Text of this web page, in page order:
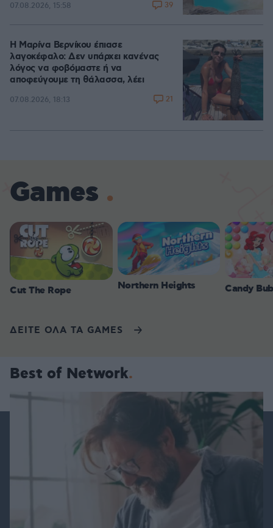
07.08.2026, 15:58 39
Η Μαρίνα Βερνίκου έπιασε
λαγοκέφαλο: Δεν υπάρχει κανένας
λόγος να φοβόμαστε ή να
αποφεύγουμε τη θάλασσα, λέει
07.08.2026, 18:13 21
Games
Cut The Rope Northern Heights Candy
ΔΕΙΤΕ ΟΛΑ ΤΑ GAMES
Best of Network